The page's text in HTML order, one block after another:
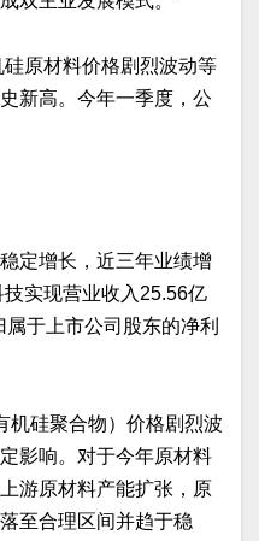
原材料价格剧烈波动等
新高。今年一季度，公
定增长，近三年业绩增
实现营业收入25.56亿
于上市公司股东的净利
机硅聚合物）价格剧烈波
影响。对于今年原材料
游原材料产能扩张，原
至合理区间并趋于稳